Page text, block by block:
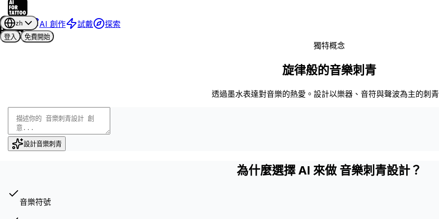
AI 創作 試戴 探索
zh
登入
免費開始
獨特概念
旋律般的音樂刺青
透過墨水表達對音樂的熱愛。設計以樂器、音符與聲波為主的刺
設計音樂刺青
為什麼選擇 AI 來做 音樂刺青設計？
音樂符號